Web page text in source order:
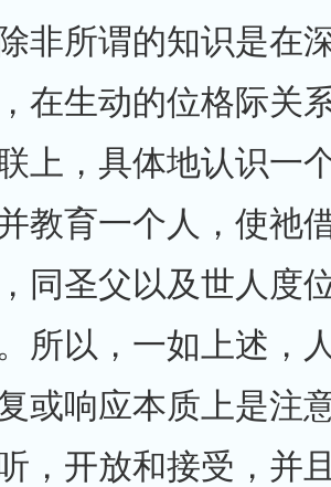
非所谓的知识是在
在生动的位格际关
上，具体地认识一
教育一个人，使祂
同圣父以及世人度
所以，一如上述，
或响应本质上是注
，开放和接受，并